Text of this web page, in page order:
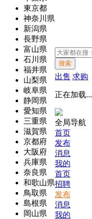
東京都
神奈川県
新潟県
長野県
富山県
石川県
福井県
山梨県
岐阜県
静岡県
愛知県
三重県
滋賀県
京都府
大阪府
兵庫県
奈良県
和歌山県
鳥取県
島根県
岡山県
搜索
出售 求购
正在加载...
全局导航
首页
发布
消息
我的
首页
招聘
发布
消息
我的